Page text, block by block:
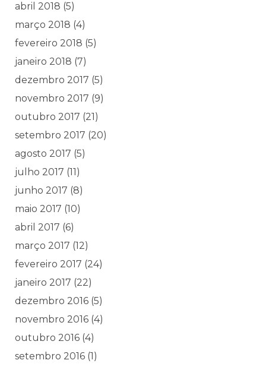
abril 2018 (5)
março 2018 (4)
fevereiro 2018 (5)
janeiro 2018 (7)
dezembro 2017 (5)
novembro 2017 (9)
outubro 2017 (21)
setembro 2017 (20)
agosto 2017 (5)
julho 2017 (11)
junho 2017 (8)
maio 2017 (10)
abril 2017 (6)
março 2017 (12)
fevereiro 2017 (24)
janeiro 2017 (22)
dezembro 2016 (5)
novembro 2016 (4)
outubro 2016 (4)
setembro 2016 (1)